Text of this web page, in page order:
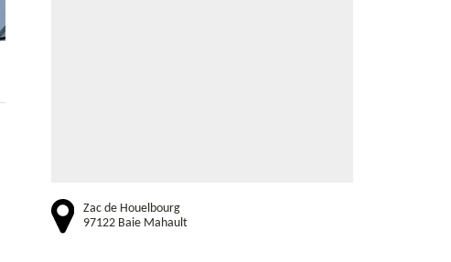
Zac de Houelbourg
97122 Baie Mahault